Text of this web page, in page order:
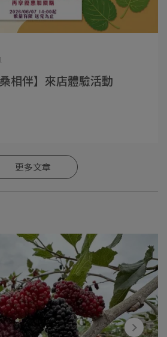
相伴】來店體驗活動
更多文章